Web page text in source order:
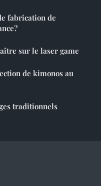
fabrication de
sur le laser game
de kimonos au
traditionnels